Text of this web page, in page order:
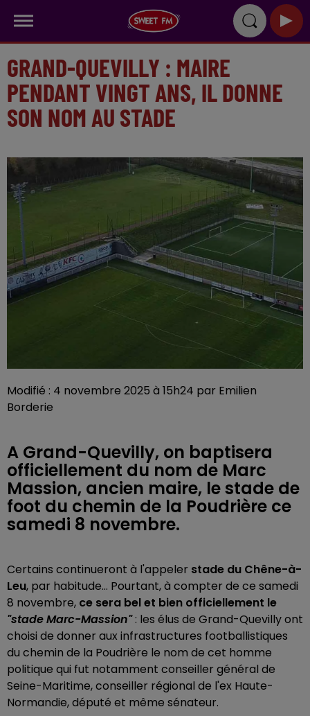
GRAND-QUEVILLY : MAIRE
PENDANT VINGT ANS, IL DONNE
SON NOM AU STADE
Modifié : 4 novembre 2025 à 15h24 par Emilien
Borderie
A Grand-Quevilly, on baptisera
officiellement du nom de Marc
Massion, ancien maire, le stade de
foot du chemin de la Poudrière ce
samedi 8 novembre.
Certains continueront à l'appeler stade du Chêne-à-
Leu, par habitude... Pourtant, à compter de ce samedi
8 novembre, ce sera bel et bien officiellement le
"stade Marc-Massion" : les élus de Grand-Quevilly ont
choisi de donner aux infrastructures footballistiques
du chemin de la Poudrière le nom de cet homme
politique qui fut notamment conseiller général de
Seine-Maritime, conseiller régional de l'ex Haute-
Normandie, député et même sénateur.